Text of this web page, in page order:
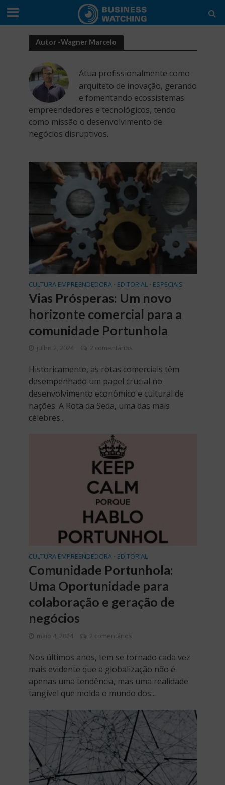
Autor -Wagner Marcelo
Atua profissionalmente como
arquiteto de inovação, gerando
e fomentando ecossistemas
empreendedores e tecnológicos, tendo
como missão o desenvolvimento de
negócios disruptivos.
CULTURA EMPREENDEDORA • EDITORIAL • ESPECIAIS
Vias Prósperas: Um novo
horizonte comercial para a
comunidade Portunhola
julho 2, 2024 2 comentários
Historicamente, as rotas comerciais têm
desempenhado um papel crucial no
desenvolvimento econômico e cultural de
nações. A Rota da Seda, uma das mais
célebres...
CULTURA EMPREENDEDORA • EDITORIAL
Comunidade Portunhola:
Uma Oportunidade para
colaboração e geração de
negócios
maio 4, 2024 2 comentários
Nos últimos anos, tem se tornado cada vez
mais evidente que a globalização não é
apenas uma tendência, mas uma realidade
tangível que molda o mundo dos...